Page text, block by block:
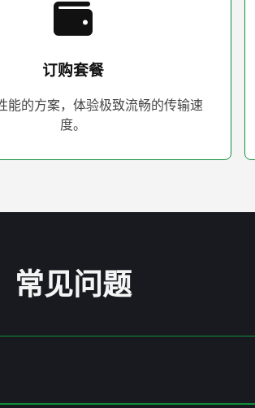
订购套餐
能的方案，体验极致流畅的传输速
度。
常见问题